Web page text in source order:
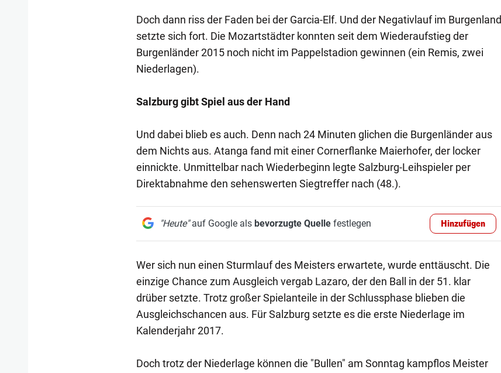
Doch dann riss der Faden bei der Garcia-Elf. Und der Negativlauf im Burgenland
setzte sich fort. Die Mozartstädter konnten seit dem Wiederaufstieg der
Burgenländer 2015 noch nicht im Pappelstadion gewinnen (ein Remis, zwei
Niederlagen).
Salzburg gibt Spiel aus der Hand
Und dabei blieb es auch. Denn nach 24 Minuten glichen die Burgenländer aus
dem Nichts aus. Atanga fand mit einer Cornerflanke Maierhofer, der locker
einnickte. Unmittelbar nach Wiederbeginn legte Salzburg-Leihspieler per
Direktabnahme den sehenswerten Siegtreffer nach (48.).
"Heute"auf Google als bevorzugte Quellefestlegen Hinzufügen
Wer sich nun einen Sturmlauf des Meisters erwartete, wurde enttäuscht. Die
einzige Chance zum Ausgleich vergab Lazaro, der den Ball in der 51. klar
drüber setzte. Trotz großer Spielanteile in der Schlussphase blieben die
Ausgleichschancen aus. Für Salzburg setzte es die erste Niederlage im
Kalenderjahr 2017.
Doch trotz der Niederlage können die "Bullen" am Sonntag kampflos Meister